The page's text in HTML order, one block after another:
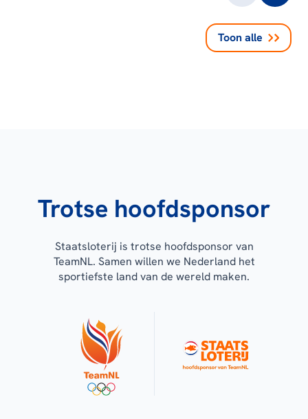
Toon alle
Trotse hoofdsponsor
Staatsloterij is trotse hoofdsponsor van
TeamNL. Samen willen we Nederland het
sportiefste land van de wereld maken.